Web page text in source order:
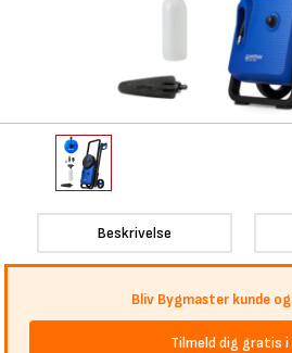
Beskrivelse
Bliv Bygmaster kunde
Tilmeld dig gratis i